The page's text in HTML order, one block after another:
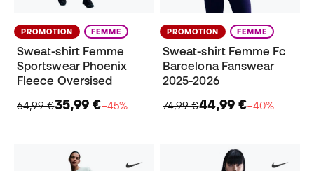
PROMOTION FEMME
Sweat-shirt Femme
Sportswear Phoenix
Fleece Oversised
64,99 €35,99 €−45%
PROMOTION FEMME
Sweat-shirt Femme Fc
Barcelona Fanswear
2025-2026
74,99 €44,99 €−40%